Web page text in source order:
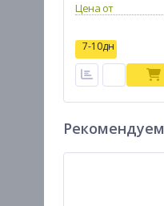
Цена от
7-10дн
Рекомендуем